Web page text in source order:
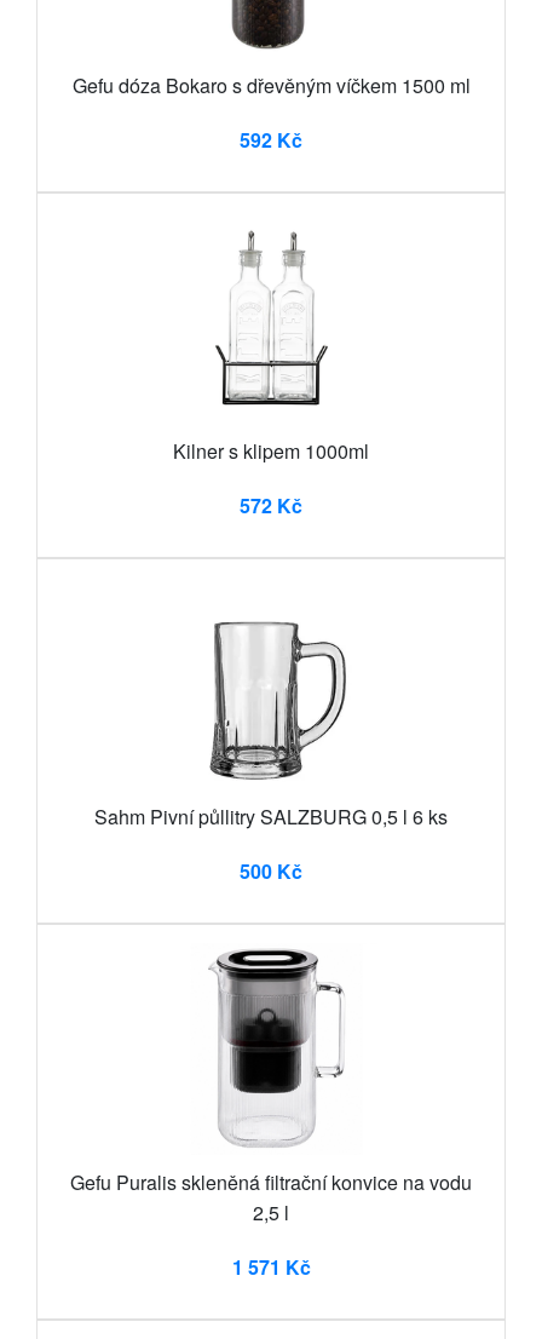
Gefu dóza Bokaro s dřevěným víčkem 1500 ml
592 Kč
Kilner s klipem 1000ml
572 Kč
Sahm Pivní půllitry SALZBURG 0,5 l 6 ks
500 Kč
Gefu Puralis skleněná filtrační konvice na vodu
2,5 l
1 571 Kč